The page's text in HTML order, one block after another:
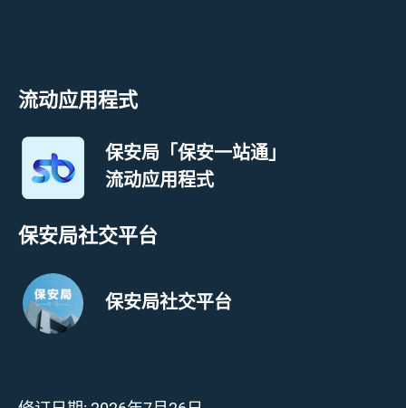
流动应用程式
保安局「保安一站通」
流动应用程式
保安局社交平台
保安局社交平台